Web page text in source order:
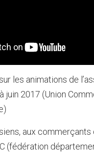
les animations de
juin 2017 (Union
aux commerçants
(fédération